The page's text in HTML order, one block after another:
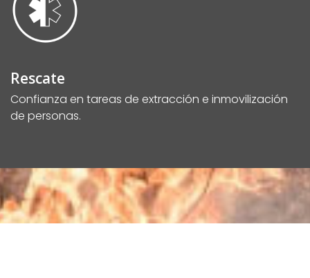
Rescate
Confianza en tareas de extracción e inmovilización
de personas.